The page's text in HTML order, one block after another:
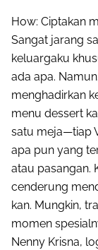
How: Ciptakan
Sangat jarang
keluargaku
ada apa.
menghadirkan
menu dessert
satu meja—tiap
apa pun yang
atau pasangan.
cenderung
kan. Mungkin,
momen
Nenny Krisna,